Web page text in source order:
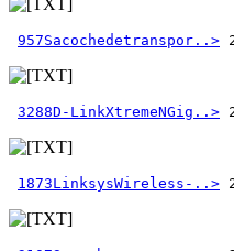
957Sacochedetranspor..>
3288D-LinkXtremeNGig..>
1873LinksysWireless-..>